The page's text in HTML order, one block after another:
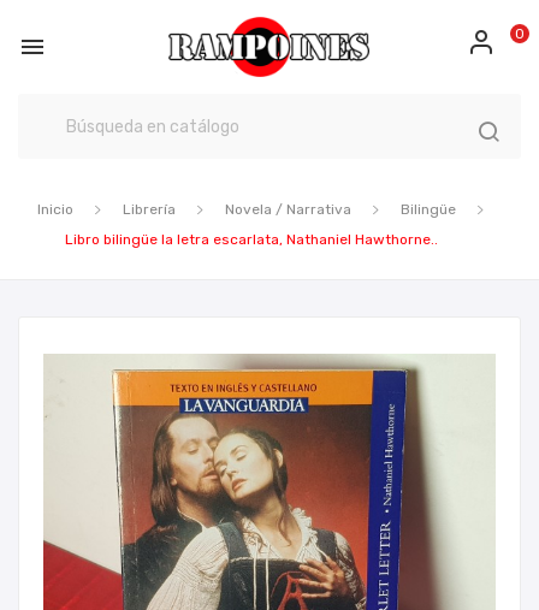
 0
Inicio Librería Novela / Narrativa
Bilingüe
Libro bilingüe la letra escarlata, Nathaniel Hawthorne..